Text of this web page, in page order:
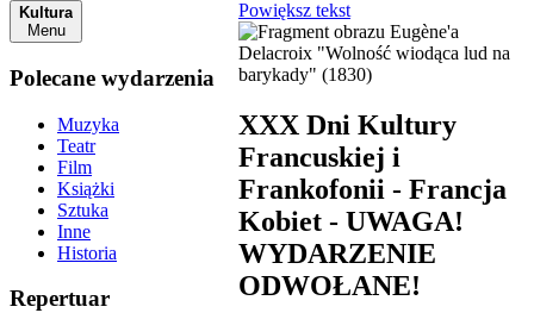
Kultura
Menu
Polecane wydarzenia
Muzyka
Teatr
Film
Książki
Sztuka
Inne
Historia
Repertuar
Powiększ tekst
XXX Dni Kultury
Francuskiej i
Frankofonii - Francja
Kobiet - UWAGA!
WYDARZENIE
ODWOŁANE!